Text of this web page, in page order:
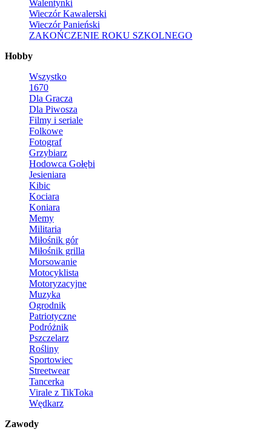
Walentynki
Wieczór Kawalerski
Wieczór Panieński
ZAKOŃCZENIE ROKU SZKOLNEGO
Hobby
Wszystko
1670
Dla Gracza
Dla Piwosza
Filmy i seriale
Folkowe
Fotograf
Grzybiarz
Hodowca Gołębi
Jesieniara
Kibic
Kociara
Koniara
Memy
Militaria
Miłośnik gór
Miłośnik grilla
Morsowanie
Motocyklista
Motoryzacyjne
Muzyka
Ogrodnik
Patriotyczne
Podróżnik
Pszczelarz
Rośliny
Sportowiec
Streetwear
Tancerka
Virale z TikToka
Wędkarz
Zawody